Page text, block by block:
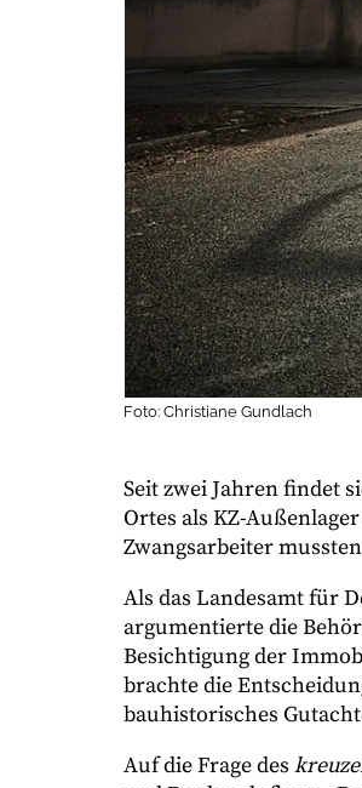
Foto: Christiane Gundlach
Seit zwei Jahren findet
Ortes als KZ-
Zwangsarbeiter
Als das Landesamt für
argumentierte die
Besichtigung der
brachte die
bauhistorisches
Auf die Frage des